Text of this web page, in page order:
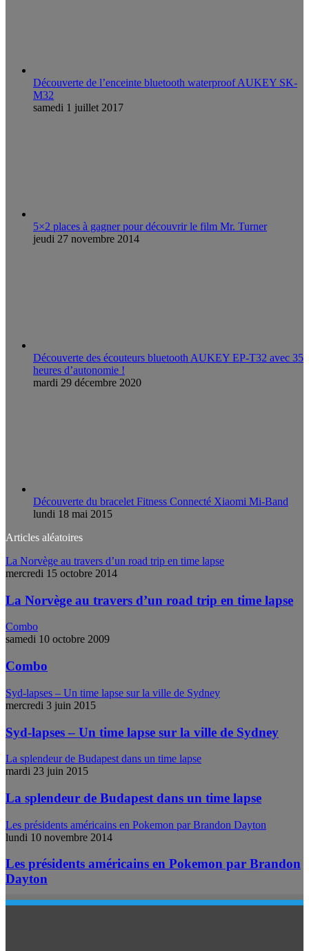
Découverte de l’enceinte bluetooth waterproof AUKEY SK-
M32
samedi 1 juillet 2017
5×2 places à gagner pour découvrir le film Mr. Turner
jeudi 27 novembre 2014
Découverte des écouteurs bluetooth AUKEY EP-T32 avec 35
heures d’autonomie !
mardi 29 décembre 2020
Découverte du bracelet Fitness Connecté Xiaomi Mi-Band
lundi 18 mai 2015
Articles aléatoires
La Norvège au travers d’un road trip en time lapse
mercredi 15 octobre 2014
La Norvège au travers d’un road trip en time lapse
Combo
samedi 10 octobre 2009
Combo
Syd-lapses – Un time lapse sur la ville de Sydney
mercredi 3 juin 2015
Syd-lapses – Un time lapse sur la ville de Sydney
La splendeur de Budapest dans un time lapse
mardi 23 juin 2015
La splendeur de Budapest dans un time lapse
Les présidents américains en Pokemon par Brandon Dayton
lundi 10 novembre 2014
Les présidents américains en Pokemon par Brandon
Dayton